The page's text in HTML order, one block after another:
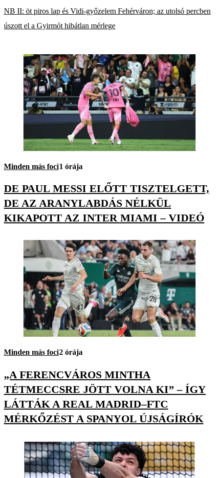
NB II: öt piros lap és Vidi-győzelem Fehérváron; az utolsó percben
úszott el a Gyirmót hibátlan mérlege
Minden más foci1 órája
DE PAUL MESSI ELŐTT TISZTELGETT,
DE AZ ARANYLABDÁS NÉLKÜL
KIKAPOTT AZ INTER MIAMI – VIDEÓ
Minden más foci2 órája
„A FERENCVÁROS MINTHA
TÉTMECCSRE JÖTT VOLNA KI” – ÍGY
LÁTTÁK A REAL MADRID–FTC
MÉRKŐZÉST A SPANYOL ÚJSÁGÍRÓK